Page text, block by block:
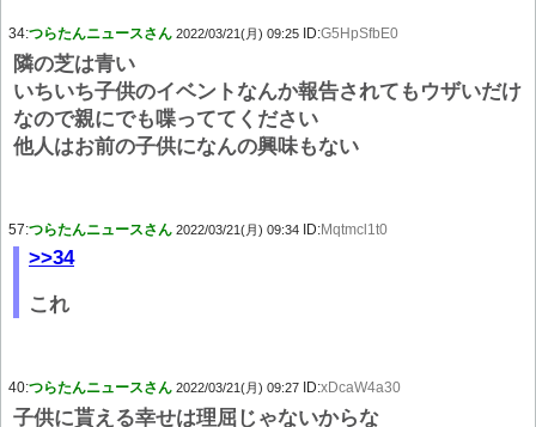
34:つらたんニュースさん 2022/03/21(月) 09:25 ID:G5HpSfbE0
隣の芝は青い
いちいち子供のイベントなんか報告されてもウザいだけ
なので親にでも喋っててください
他人はお前の子供になんの興味もない
57:つらたんニュースさん 2022/03/21(月) 09:34 ID:Mqtmcl1t0
>>34
これ
40:つらたんニュースさん 2022/03/21(月) 09:27 ID:xDcaW4a30
子供に貰える幸せは理屈じゃないからな